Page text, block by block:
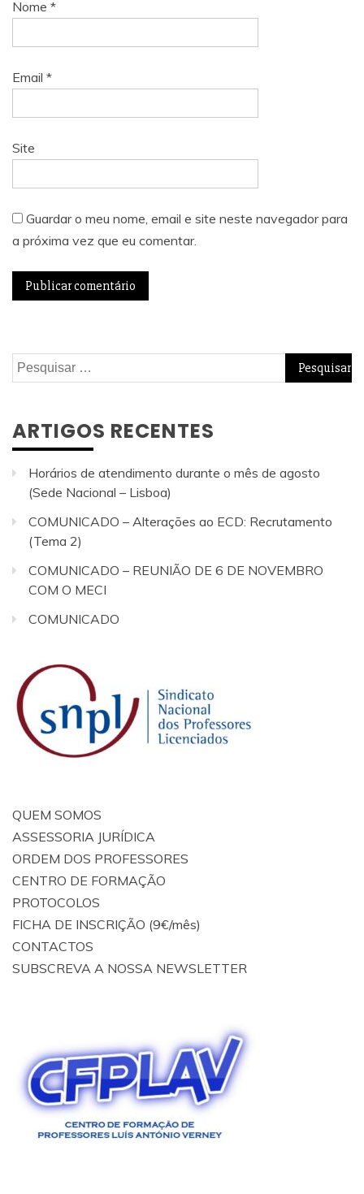
Nome *
Email *
Site
Guardar o meu nome, email e site neste navegador para
a próxima vez que eu comentar.
Pesquisar
por:
ARTIGOS RECENTES
Horários de atendimento durante o mês de agosto
(Sede Nacional – Lisboa)
COMUNICADO – Alterações ao ECD: Recrutamento
(Tema 2)
COMUNICADO – REUNIÃO DE 6 DE NOVEMBRO
COM O MECI
COMUNICADO
QUEM SOMOS
ASSESSORIA JURÍDICA
ORDEM DOS PROFESSORES
CENTRO DE FORMAÇÃO
PROTOCOLOS
FICHA DE INSCRIÇÃO (9€/mês)
CONTACTOS
SUBSCREVA A NOSSA NEWSLETTER